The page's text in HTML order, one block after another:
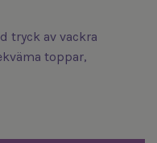
tryck av vackra
toppar,